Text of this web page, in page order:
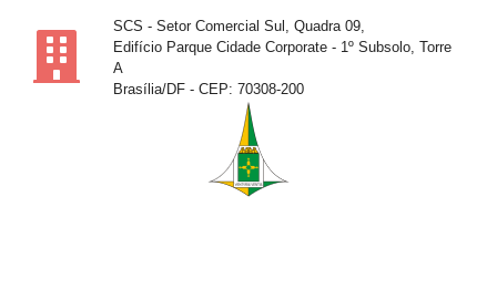
SCS - Setor Comercial Sul, Quadra 09,
Edifício Parque Cidade Corporate - 1º Subsolo, Torre
A
Brasília/DF - CEP: 70308-200